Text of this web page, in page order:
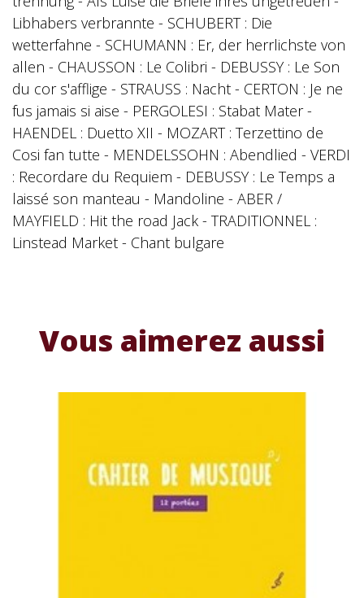
Libhabers verbrannte - SCHUBERT : Die
wetterfahne - SCHUMANN : Er, der herrlichste von
allen - CHAUSSON : Le Colibri - DEBUSSY : Le Son
du cor s'afflige - STRAUSS : Nacht - CERTON : Je ne
fus jamais si aise - PERGOLESI : Stabat Mater -
HAENDEL : Duetto XII - MOZART : Terzettino de
Cosi fan tutte - MENDELSSOHN : Abendlied - VERDI
: Recordare du Requiem - DEBUSSY : Le Temps a
laissé son manteau - Mandoline - ABER /
MAYFIELD : Hit the road Jack - TRADITIONNEL :
Linstead Market - Chant bulgare
Vous aimerez aussi